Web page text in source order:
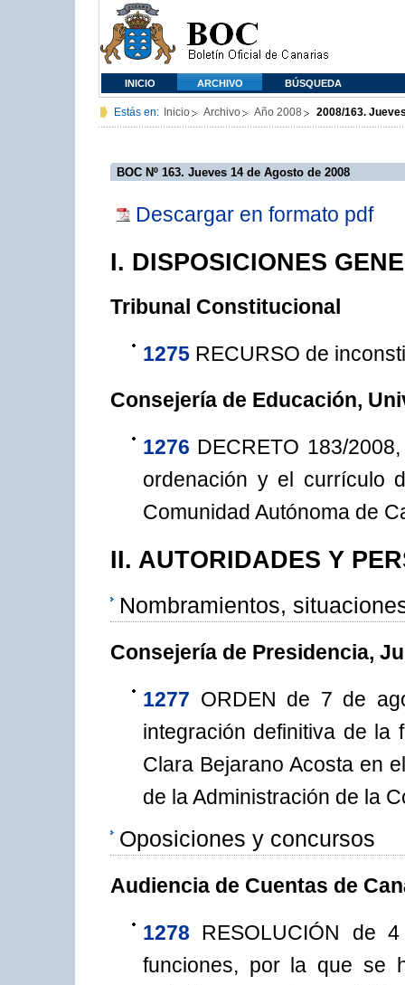
INICIO ARCHIVO BÚSQUEDA
Estás en: Inicio Archivo Año 2008 2008/163.
BOC Nº 163. Jueves 14 de Agosto de 2008
Descargar en formato pdf
I. DISPOSICIONES
Tribunal Constitucional
1275 RECURSO de
Consejería de Educación,
1276 DECRETO 183/
ordenación y el currículo
Comunidad Autónoma de
II. AUTORIDADES Y
Nombramientos,
Consejería de Presidencia,
1277 ORDEN de 7 de
integración definitiva de la
Clara Bejarano Acosta en
de la Administración de la
Oposiciones y concursos
Audiencia de Cuentas de
1278 RESOLUCIÓN de
funciones, por la que se